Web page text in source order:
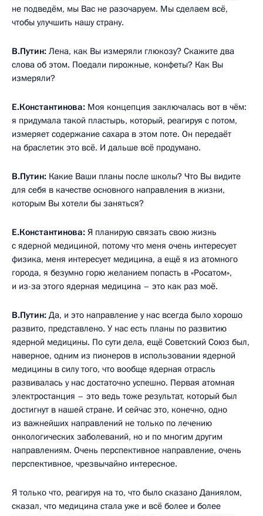
не подведём, мы Вас не разочаруем. Мы сделаем всё,
чтобы улучшить нашу страну.
В.Путин: Лена, как Вы измеряли глюкозу? Скажите два
слова об этом. Поедали пирожные, конфеты? Как Вы
измеряли?
Е.Константинова: Моя концепция заключалась вот в чём:
я придумала такой пластырь, который, реагируя с потом,
измеряет содержание сахара в этом поте. Он передаёт
на браслетик это всё. И дальше всё продумано.
В.Путин: Какие Ваши планы после школы? Что Вы видите
для себя в качестве основного направления в жизни,
которым Вы хотели бы заняться?
Е.Константинова: Я планирую связать свою жизнь
с ядерной медициной, потому что меня очень интересует
физика, меня интересует медицина, а ещё я из атомного
города, я безумно горю желанием попасть в «Росатом»,
и из-за этого ядерная медицина – это как раз моё.
В.Путин: Да, и это направление у нас всегда было хорошо
развито, представлено. У нас есть планы по развитию
ядерной медицины. По сути дела, ещё Советский Союз был,
наверное, одним из пионеров в использовании ядерной
медицины в силу того, что вообще ядерная отрасль
развивалась у нас достаточно успешно. Первая атомная
электростанция – это ведь тоже результат, который был
достигнут в нашей стране. И сейчас это, конечно, одно
из важнейших направлений не только по лечению
онкологических заболеваний, но и по многим другим
направлениям. Очень перспективное направление, очень
перспективное, чрезвычайно интересное.
Я только что, реагируя на то, что было сказано Даниялом,
сказал, что медицина стала уже и всё более и более